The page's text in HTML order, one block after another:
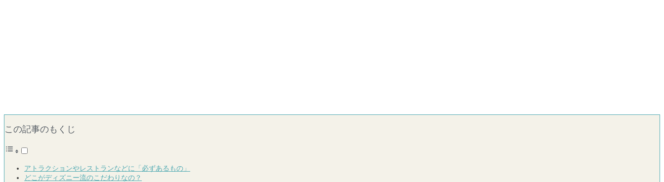
この記事のもくじ
アトラクションやレストランなどに「必ずあるもの」
どこがディズニー流のこだわりなの？